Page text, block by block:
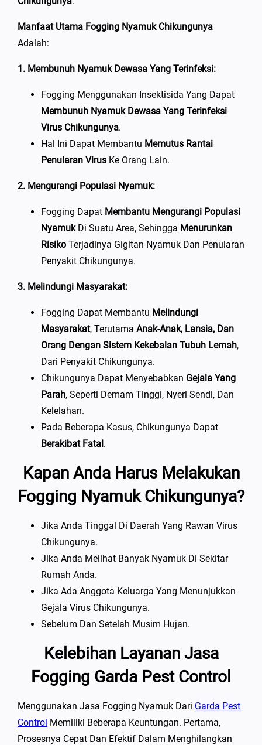
Manfaat Utama Fogging Nyamuk Chikungunya
Adalah:
1. Membunuh Nyamuk Dewasa Yang Terinfeksi:
Fogging Menggunakan Insektisida Yang Dapat
Membunuh Nyamuk Dewasa Yang Terinfeksi
Virus Chikungunya.
Hal Ini Dapat Membantu Memutus Rantai
Penularan Virus Ke Orang Lain.
2. Mengurangi Populasi Nyamuk:
Fogging Dapat Membantu Mengurangi Populasi
NyamukDi Suatu Area, Sehingga Menurunkan
Risiko Terjadinya Gigitan Nyamuk Dan Penularan
Penyakit Chikungunya.
3. Melindungi Masyarakat:
Fogging Dapat Membantu Melindungi
Masyarakat, Terutama Anak-Anak, Lansia, Dan
Orang Dengan Sistem Kekebalan Tubuh Lemah,
Dari Penyakit Chikungunya.
Chikungunya Dapat Menyebabkan Gejala Yang
Parah, Seperti Demam Tinggi, Nyeri Sendi, Dan
Kelelahan.
Pada Beberapa Kasus, Chikungunya Dapat
Berakibat Fatal.
Kapan Anda Harus Melakukan
Fogging Nyamuk Chikungunya?
Jika Anda Tinggal Di Daerah Yang Rawan Virus
Chikungunya.
Jika Anda Melihat Banyak Nyamuk Di Sekitar
Rumah Anda.
Jika Ada Anggota Keluarga Yang Menunjukkan
Gejala Virus Chikungunya.
Sebelum Dan Setelah Musim Hujan.
Kelebihan Layanan Jasa
Fogging Garda Pest Control
Menggunakan Jasa Fogging Nyamuk Dari Garda Pest
Control Memiliki Beberapa Keuntungan. Pertama,
Prosesnya Cepat Dan Efektif Dalam Menghilangkan